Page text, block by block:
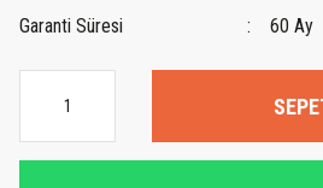
Garanti Süresi
60 Ay